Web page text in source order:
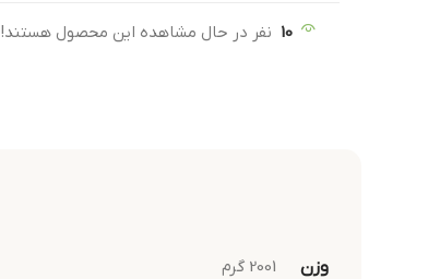
10 نفر در حال مشاهده این محصول هستند!
وزن 2001 گرم